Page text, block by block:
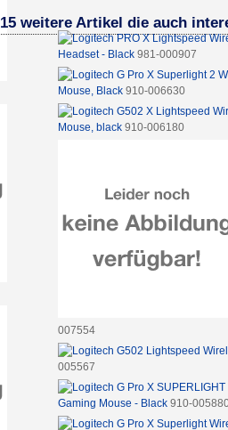
15 weitere Artikel die auch
Headset - Black 981-000907
Mouse, Black 910-006630
Mouse, black 910-006180
007554
005567
Gaming Mouse - Black 910-